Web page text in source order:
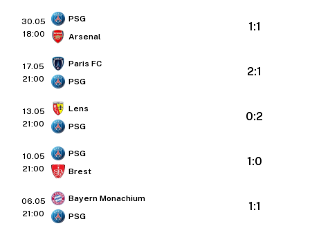
30.05
18:00
PSG
Arsenal
1:1
17.05
21:00
Paris FC
PSG
2:1
13.05
21:00
Lens
PSG
0:2
10.05
21:00
PSG
Brest
1:0
06.05
21:00
Bayern Monachium
PSG
1:1